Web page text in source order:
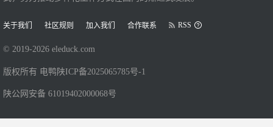
关于我们 社区规则 加入我们 合作联系 RSS
© 2019-2026 eleduck.com
版权所有 电鸭 陕ICP备2025065785号-1
陕公网安备 61019402000068号